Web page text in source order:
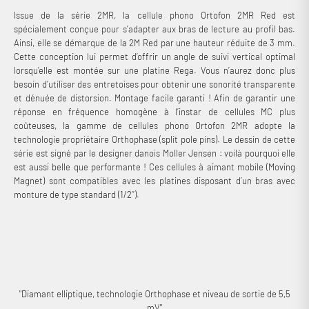
Issue de la série 2MR, la cellule phono Ortofon 2MR Red est
spécialement conçue pour s’adapter aux bras de lecture au profil bas.
Ainsi, elle se démarque de la 2M Red par une hauteur réduite de 3 mm.
Cette conception lui permet d’offrir un angle de suivi vertical optimal
lorsqu’elle est montée sur une platine Rega. Vous n’aurez donc plus
besoin d’utiliser des entretoises pour obtenir une sonorité transparente
et dénuée de distorsion. Montage facile garanti ! Afin de garantir une
réponse en fréquence homogène à l’instar de cellules MC plus
coûteuses, la gamme de cellules phono Ortofon 2MR adopte la
technologie propriétaire Orthophase (split pole pins). Le dessin de cette
série est signé par le designer danois Moller Jensen : voilà pourquoi elle
est aussi belle que performante ! Ces cellules à aimant mobile (Moving
Magnet) sont compatibles avec les platines disposant d’un bras avec
monture de type standard (1/2’’).
"Diamant elliptique, technologie Orthophase et niveau de sortie de 5,5